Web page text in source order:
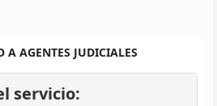
A AGENTES JUDICIALES
servicio: